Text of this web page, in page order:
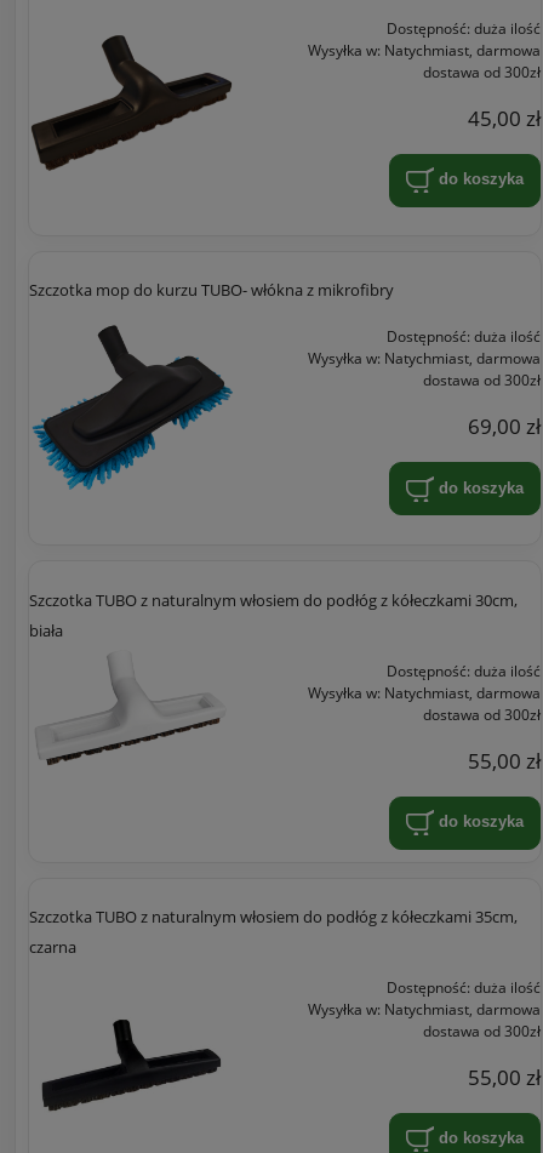
Dostępność: duża ilość
Wysyłka w: Natychmiast, darmowa
dostawa od 300zł
45,00 zł
do koszyka
Szczotka mop do kurzu TUBO- włókna z mikrofibry
Dostępność: duża ilość
Wysyłka w: Natychmiast, darmowa
dostawa od 300zł
69,00 zł
do koszyka
Szczotka TUBO z naturalnym włosiem do podłóg z kółeczkami 30cm,
biała
Dostępność: duża ilość
Wysyłka w: Natychmiast, darmowa
dostawa od 300zł
55,00 zł
do koszyka
Szczotka TUBO z naturalnym włosiem do podłóg z kółeczkami 35cm,
czarna
Dostępność: duża ilość
Wysyłka w: Natychmiast, darmowa
dostawa od 300zł
55,00 zł
do koszyka